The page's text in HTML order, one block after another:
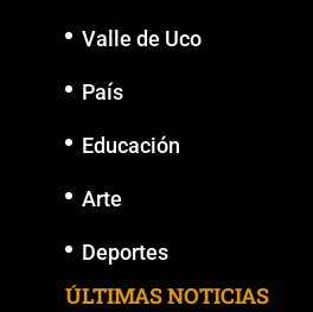
Valle de Uco
País
Educación
Arte
Deportes
ÚLTIMAS NOTICIAS